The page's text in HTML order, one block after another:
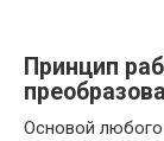
Принцип
Основой любого